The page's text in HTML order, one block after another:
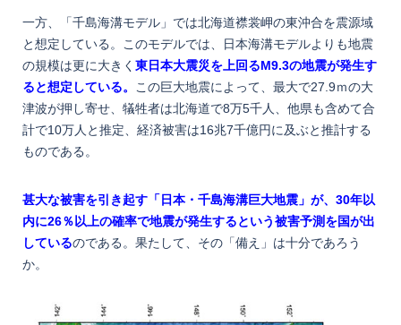
一方、「千島海溝モデル」では北海道襟裳岬の東沖合を震源域
と想定している。このモデルでは、日本海溝モデルよりも地震
の規模は更に大きく 東日本大震災を上回るM9.3の地震が発生す
ると想定している。
この巨大地震によって、最大で27.9ｍの大
津波が押し寄せ、犠牲者は北海道で8万5千人、他県も含めて合
計で10万人と推定、経済被害は16兆7千億円に及ぶと推計する
ものである。
甚大な被害を引き起す「日本・千島海溝巨大地震」が、30年以
内に26％以上の確率で地震が発生するという被害予測を国が出
しているのである。果たして、その「備え」は十分であろう
か。